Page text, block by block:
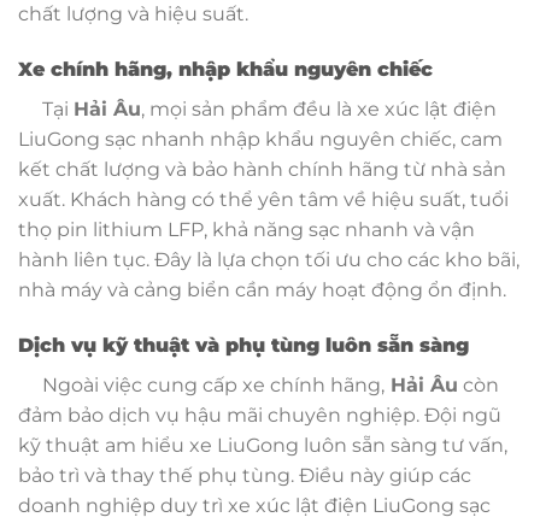
chất lượng và hiệu suất.
Xe chính hãng, nhập khẩu nguyên chiếc
Tại Hải Âu, mọi sản phẩm đều là xe xúc lật điện
LiuGong sạc nhanh nhập khẩu nguyên chiếc, cam
kết chất lượng và bảo hành chính hãng từ nhà sản
xuất. Khách hàng có thể yên tâm về hiệu suất, tuổi
thọ pin lithium LFP, khả năng sạc nhanh và vận
hành liên tục. Đây là lựa chọn tối ưu cho các kho bãi,
nhà máy và cảng biển cần máy hoạt động ổn định.
Dịch vụ kỹ thuật và phụ tùng luôn sẵn sàng
Ngoài việc cung cấp xe chính hãng, Hải Âu còn
đảm bảo dịch vụ hậu mãi chuyên nghiệp. Đội ngũ
kỹ thuật am hiểu xe LiuGong luôn sẵn sàng tư vấn,
bảo trì và thay thế phụ tùng. Điều này giúp các
doanh nghiệp duy trì xe xúc lật điện LiuGong sạc